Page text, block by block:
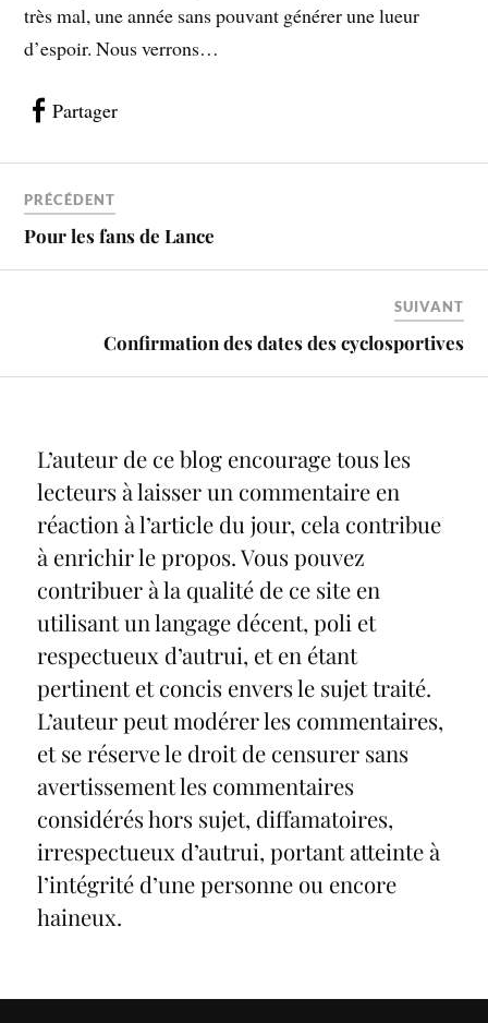
très mal, une année sans pouvant générer une lueur
d’espoir. Nous verrons…
Partager
PRÉCÉDENT
Pour les fans de Lance
SUIVANT
Confirmation des dates des cyclosportives
L’auteur de ce blog encourage tous les
lecteurs à laisser un commentaire en
réaction à l’article du jour, cela contribue
à enrichir le propos. Vous pouvez
contribuer à la qualité de ce site en
utilisant un langage décent, poli et
respectueux d’autrui, et en étant
pertinent et concis envers le sujet traité.
L’auteur peut modérer les commentaires,
et se réserve le droit de censurer sans
avertissement les commentaires
considérés hors sujet, diffamatoires,
irrespectueux d’autrui, portant atteinte à
l’intégrité d’une personne ou encore
haineux.